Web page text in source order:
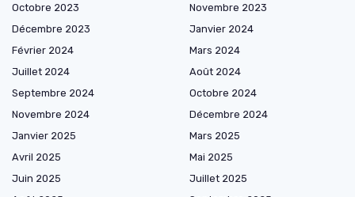
Octobre 2023
Novembre 2023
Décembre 2023
Janvier 2024
Février 2024
Mars 2024
Juillet 2024
Août 2024
Septembre 2024
Octobre 2024
Novembre 2024
Décembre 2024
Janvier 2025
Mars 2025
Avril 2025
Mai 2025
Juin 2025
Juillet 2025